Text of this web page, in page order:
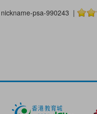
nickname-psa-990243 |